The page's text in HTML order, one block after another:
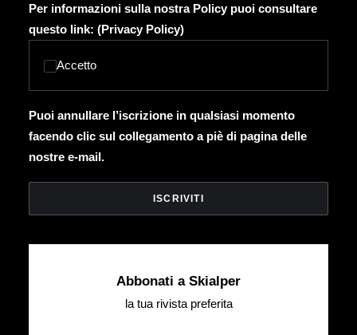
Per informazioni sulla nostra Policy puoi consultare
questo link: (Privacy Policy)
Accetto
Puoi annullare l’iscrizione in qualsiasi momento
facendo clic sul collegamento a piè di pagina delle
nostre e-mail.
Abbonati a Skialper
la tua rivista preferita